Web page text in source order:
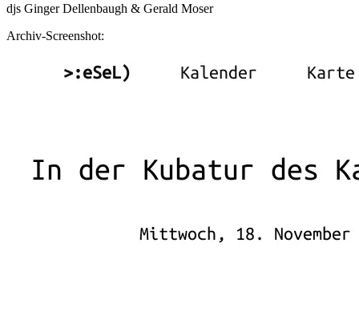
djs Ginger Dellenbaugh & Gerald Moser
Archiv-Screenshot: